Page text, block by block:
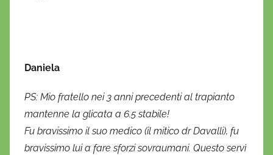
Daniela
PS: Mio fratello nei 3 anni precedenti al trapianto
mantenne la glicata a 6.5 stabile!
Fu bravissimo il suo medico (il mitico dr Davalli), fu
bravissimo lui a fare sforzi sovraumani. Questo servì